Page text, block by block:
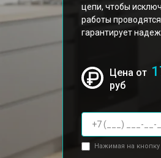
цепи, чтобы
работы
гарантирует
Цена от
руб
Нажимая на